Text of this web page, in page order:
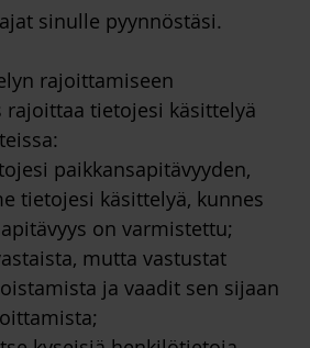
sinulle pyynnöstäsi.
rajoittamiseen
rajoittaa tietojesi käsittelyä
paikkansapitävyyden,
tietojesi käsittelyä, kunnes
on varmistettu;
mutta vastustat
ja vaadit sen sijaan